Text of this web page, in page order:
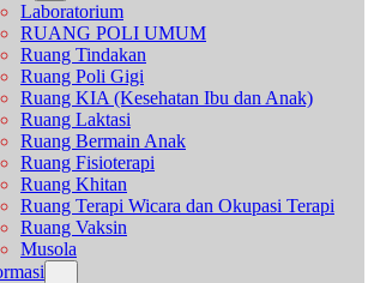
Laboratorium
RUANG POLI UMUM
Ruang Tindakan
Ruang Poli Gigi
Ruang KIA (Kesehatan Ibu dan Anak)
Ruang Laktasi
Ruang Bermain Anak
Ruang Fisioterapi
Ruang Khitan
Ruang Terapi Wicara dan Okupasi Terapi
Ruang Vaksin
Musola